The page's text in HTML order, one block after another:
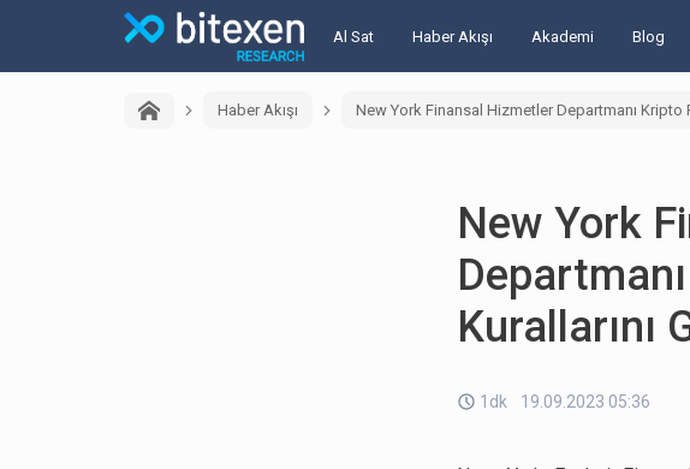
Al Sat Haber Akışı Akademi Blog
Haber Akışı New York Finansal Hizmetler Departmanı Kripto
New York
Kurallarını
1dk 19.09.2023 05:36